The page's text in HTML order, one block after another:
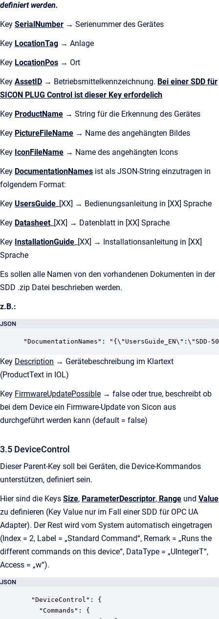
definiert werden.
Key SerialNumber → Serienummer des Gerätes
Key LocationTag → Anlage
Key LocationPos → Ort
Key AssetID → Betriebsmittelkennzeichnung. Bei einer SDD für
SICON PLUG Control ist dieser Key erfordelich
Key ProductName → String für die Erkennung des Gerätes
Key PictureFileName → Name des angehängten Bildes
Key IconFileName → Name des angehängten Icons
Key DocumentationNames ist als JSON-String einzutragen in
folgendem Format:
Key UsersGuide _[XX] → Bedienungsanleitung in [XX] Sprache
Key Datasheet_[XX] → Datenblatt in [XX] Sprache
Key InstallationGuide _[XX] → Installationsanleitung in [XX]
Sprache
Es sollen alle Namen von den vorhandenen Dokumenten in der
SDD .zip Datei beschrieben werden.
z.B.:
JSON
"DocumentationNames": "{\"UsersGuide_EN\":\"SDD-
Key Description → Gerätebeschreibung im Klartext
(ProductText in IOL)
Key FirmwareUpdatePossible → false oder true, beschreibt ob
bei dem Device ein Firmware-Update von Sicon aus
durchgeführt werden kann (default = false)
3.5 DeviceControl
Dieser Parent-Key soll bei Geräten, die Device-Kommandos
unterstützen, definiert sein.
Hier sind die Keys Size, ParameterDescriptor, Range und Value
zu definieren (Key Value nur im Fall einer SDD für OPC UA
Adapter). Der Rest wird vom System automatisch eingetragen
(Index = 2, Label = „Standard Command“, Remark = „Runs the
different commands on this device“, DataType = „UIntegerT“,
Access = „w“).
JSON
  "DeviceControl": {
    "Commands": {